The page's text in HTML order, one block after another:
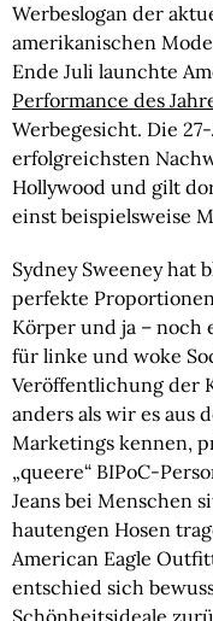
Werbeslogan der
amerikanischen
Ende Juli launchte
Performance des
Werbegesicht. Die
erfolgreichsten
Hollywood und gilt
einst beispielsweise
Sydney Sweeney hat
perfekte
Körper und ja – noch
für linke und woke
Veröffentlichung der
anders als wir es aus
Marketings kennen,
„queere“ BIPoC-
Jeans bei Menschen
hautengen Hosen
American Eagle
entschied sich
Schönheitsideale